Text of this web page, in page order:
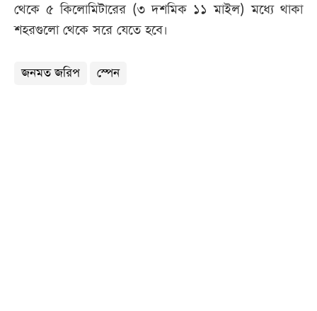
থেকে ৫ কিলোমিটারের (৩ দশমিক ১১ মাইল) মধ্যে থাকা
শহরগুলো থেকে সরে যেতে হবে।
জনমত জরিপ স্পেন